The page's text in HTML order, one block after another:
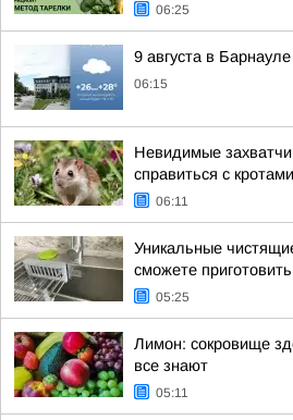
06:25
9 августа в
06:15
Невидимые
справиться с
06:11
Уникальные
сможете
05:25
Лимон: сокровище
все знают
05:11